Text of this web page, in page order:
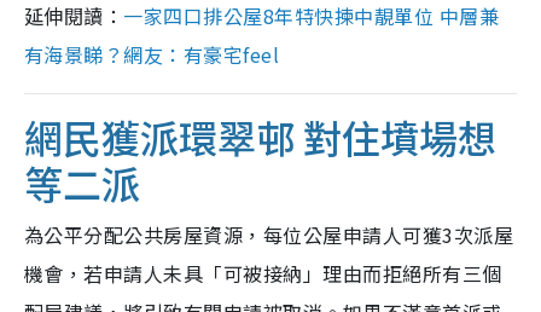
延伸閱讀： 一家四口排公屋8年特快揀中靚單位 中層兼
有海景睇？網友：有豪宅feel
網民獲派環翠邨 對住墳場想
等二派
為公平分配公共房屋資源，每位公屋申請人可獲3次派屋
機會，若申請人未具「可被接納」理由而拒絕所有三個